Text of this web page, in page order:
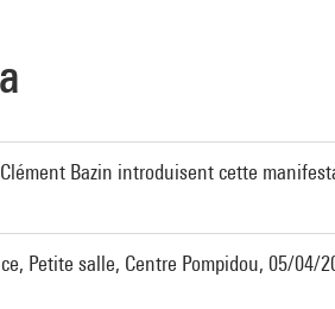
Bazin introduisent cette
Petite salle, Centre Pompidou, 05/04/